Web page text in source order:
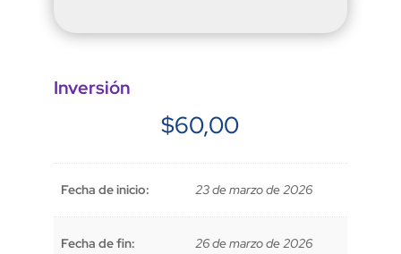
Inversión
$60,00
Fecha de inicio: 23 de marzo de 2026
Fecha de fin: 26 de marzo de 2026